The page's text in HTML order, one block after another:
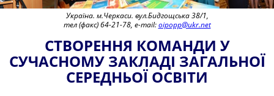
Україна. м.Черкаси. вул.Бидгощська 38/1,
тел (факс) 64-21-78, e-mail:oipopp@ukr.net
СТВОРЕННЯ КОМАНДИ У
СУЧАСНОМУ ЗАКЛАДІ ЗАГАЛЬНОЇ
СЕРЕДНЬОЇ ОСВІТИ